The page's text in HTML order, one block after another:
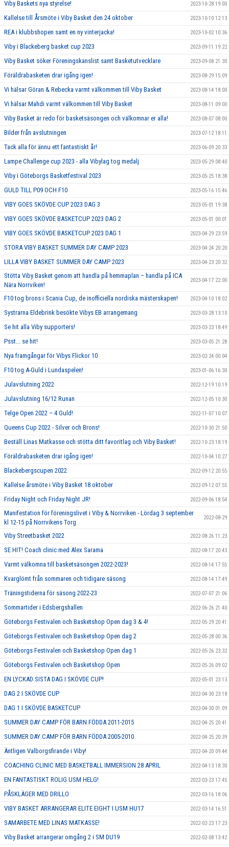
Viby Baskets nya styrelse! 2023-10-28 19:00
Kallelse till Årsmöte i Viby Basket den 24 oktober 2023-10-10 12:13
REA i klubbshopen samt en ny vinterjacka! 2023-10-02 10:36
Viby i Blackeberg basket cup 2023 2023-09-11 19:22
Viby Basket söker Föreningskanslist samt Basketutvecklare 2023-09-08 21:30
Föräldrabasketen drar igång igen! 2023-08-29 15:09
Vi hälsar Göran & Rebecka varmt välkommen till Viby Basket 2023-08-14 18:00
Vi hälsar Mahdi varmt välkommen till Viby Basket 2023-08-11 09:00
Viby Basket är redo för basketsäsongen och välkomnar er alla! 2023-08-07 08:00
Bilder från avslutningen 2023-07-12 18:11
Tack alla för ännu ett fantastiskt år! 2023-06-09 20:33
Lampe Challenge cup 2023 - alla Vibylag tog medalj 2023-05-29 08:40
Viby i Göteborgs Basketfestival 2023 2023-05-25 18:38
GULD TILL P09 OCH F10 2023-05-16 15:46
VIBY GOES SKÖVDE CUP 2023 DAG 3 2023-05-01 19:38
VIBY GOES SKÖVDE BASKETCUP 2023 DAG 2 2023-05-01 00:01
VIBY GOES SKÖVDE BASKETCUP 2023 DAG 1 2023-04-29 23:59
STORA VIBY BASKET SUMMER DAY CAMP 2023 2023-04-24 20:20
LILLA VIBY BASKET SUMMER DAY CAMP 2023 2023-04-23 20:32
Stötta Viby Basket genom att handla på hemmaplan – handla på ICA
Nära Norrviken!
2023-04-17 22:00
F10 tog brons i Scania Cup, de inofficiella nordiska mästerskapen! 2023-04-10 18:02
Systrarna Eldebrink besökte Vibys EB arrangemang 2023-03-28 13:10
Se hit alla Viby supporters! 2023-03-23 18:49
Psst... se hit! 2023-03-05 21:28
Nya framgångar för Vibys Flickor 10 2023-02-24 00:04
F10 tog A-Guld i Lundaspelen! 2023-01-06 16:30
Julavslutning 2022 2022-12-19 10:19
Julavslutning 16/12 Runan 2022-12-05 10:30
Telge Open 2022 – 4 Guld! 2022-11-07 10:07
Queens Cup 2022 - Silver och Brons! 2022-10-30 21:50
Beställ Linas Matkasse och stötta ditt favoritlag och Viby Basket! 2022-10-23 18:19
Föräldrabasketen drar igång igen! 2022-10-04 10:27
Blackebergscupen 2022 2022-09-12 20:55
Kallelse årsmöte i Viby Basket 18 oktober 2022-09-12 07:55
Friday Night och Friday Night JR! 2022-09-06 18:54
Manifestation för föreningslivet i Viby & Norrviken - Lördag 3 september
kl 12-15 på Norrvikens Torg
2022-08-29
Viby Streetbasket 2022 2022-08-26 11:23
SE HIT! Coach clinic med Alex Sarama 2022-08-17 20:43
Varmt välkomna till basketsäsongen 2022-2023! 2022-08-14 17:55
Kvarglömt från sommaren och tidigare säsong 2022-08-14 17:49
Träningstiderna för säsong 2022-23 2022-07-07 21:06
Sommartider i Edsbergshallen 2022-06-26 21:40
Göteborgs Festivalen och Basketshop Open dag 3 & 4! 2022-05-29 20:41
Göteborgs Festivalen och Basketshop Open dag 2 2022-05-28 00:36
Göteborgs Festivalen och Basketshop Open dag 1 2022-05-26 23:32
Göteborgs Festivalen och Basketshop Open 2022-05-26 09:02
EN LYCKAD SISTA DAG I SKÖVDE CUP! 2022-05-01 23:13
DAG 2 I SKÖVDE CUP 2022-04-30 23:18
DAG 1 I SKÖVDE BASKETCUP 2022-04-30 01:09
SUMMER DAY CAMP FÖR BARN FÖDDA 2011-2015 2022-04-25 20:41
SUMMER DAY CAMP FÖR BARN FÖDDA 2005-2010 2022-04-25 20:39
Äntligen Valborgsfirande i Viby! 2022-04-20 09:44
COACHING CLINIC MED BASKETBALL IMMERSION 28 APRIL 2022-04-13 18:30
EN FANTASTISKT ROLIG USM HELG! 2022-03-23 17:45
PÅSKLÄGER MED DRILLO 2022-03-16 18:06
VIBY BASKET ARRANGERAR ELITE EIGHT I USM HU17 2022-03-14 16:51
SAMARBETE MED LINAS MATKASSE! 2022-02-23 17:23
Viby Basket arrangerar omgång 2 i SM DU19 2022-02-08 13:42